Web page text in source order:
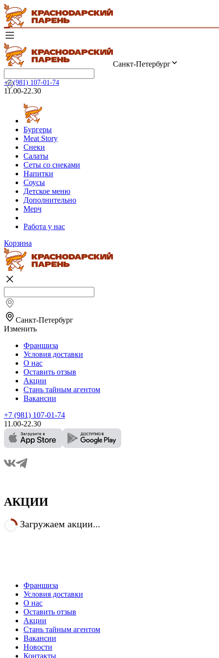
Санкт-Петербург
+7 (981) 107-01-74
11.00-22.30
Бургеры
Meat Story
Снеки
Салаты
Сеты со снеками
Напитки
Соусы
Детское меню
Дополнительно
Мерч
Работа у нас
Корзина
Санкт-Петербург
Изменить
Франшиза
Условия доставки
О нас
Оставить отзыв
Акции
Стань тайным агентом
Вакансии
+7 (981) 107-01-74
11.00-22.30
АКЦИИ
Загружаем акции...
Франшиза
Условия доставки
О нас
Оставить отзыв
Акции
Стань тайным агентом
Вакансии
Новости
Контакты